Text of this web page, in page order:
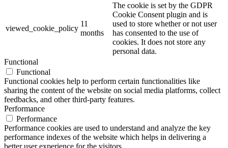
viewed_cookie_policy
11
months
The cookie is set by the GDPR
Cookie Consent plugin and is
used to store whether or not user
has consented to the use of
cookies. It does not store any
personal data.
Functional
Functional
Functional cookies help to perform certain functionalities like
sharing the content of the website on social media platforms, collect
feedbacks, and other third-party features.
Performance
Performance
Performance cookies are used to understand and analyze the key
performance indexes of the website which helps in delivering a
better user experience for the visitors.